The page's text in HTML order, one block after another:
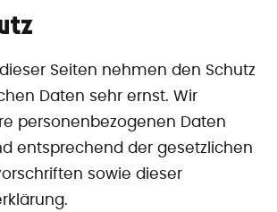
Seiten nehmen den Schutz
Daten sehr ernst. Wir
personenbezogenen Daten
entsprechend der gesetzlichen
sowie dieser